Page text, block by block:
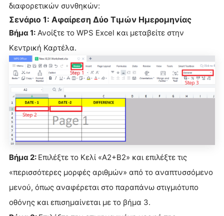
διαφορετικών συνθηκών:
Σενάριο 1: Αφαίρεση Δύο Τιμών Ημερομηνίας
Βήμα 1: Ανοίξτε το WPS Excel και μεταβείτε στην
Κεντρική Καρτέλα.
Βήμα 2: Επιλέξτε το Κελί «A2+B2» και επιλέξτε τις
«περισσότερες μορφές αριθμών» από το αναπτυσσόμενο
μενού, όπως αναφέρεται στο παραπάνω στιγμιότυπο
οθόνης και επισημαίνεται με το βήμα 3.